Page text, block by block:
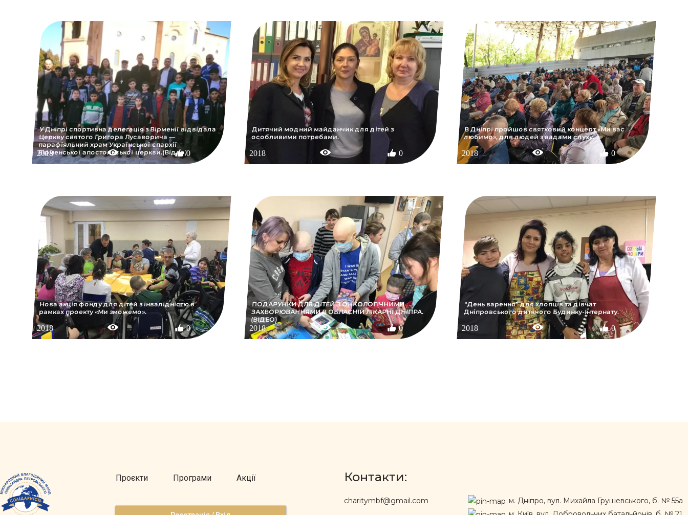
У Дніпрі спортивна делегація з Вірменії відвідала
Церкву святого Григора Лусаворича —
парафіяльний храм Української єпархії
Вірменської апостольської церкви.(Відео)
2018 0
Дитячий модний майданчик для дітей з
особливими потребами.
2018 0
В Дніпрі пройшов святковий концерт «Ми вас
любимо», для людей з вадами слуху.
2018 0
Нова акція фонду для дітей з інвалідністю в
рамках проекту «Ми зможемо».
2018 0
ПОДАРУНКИ ДЛЯ ДІТЕЙ З ОНКОЛОГІЧНИМИ
ЗАХВОРЮВАННЯМИ В ОБЛАСНІЙ ЛІКАРНІ ДНІПРА.
(ВІДЕО)
2018 0
​“День варення” для хлопців та дівчат
Дніпровського дитячого Будинку-Інтернату.
2018 0
Проєкти Програми Акції Контакти:
charitymbf@gmail.com
м. Дніпро, вул. Михайла Грушевського, б. № 55а